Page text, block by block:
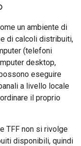
un ambiente di
di calcoli distribuiti,
(telefoni
desktop,
eseguire
a livello locale
il proprio
TFF non si rivolge
disponibili, quindi